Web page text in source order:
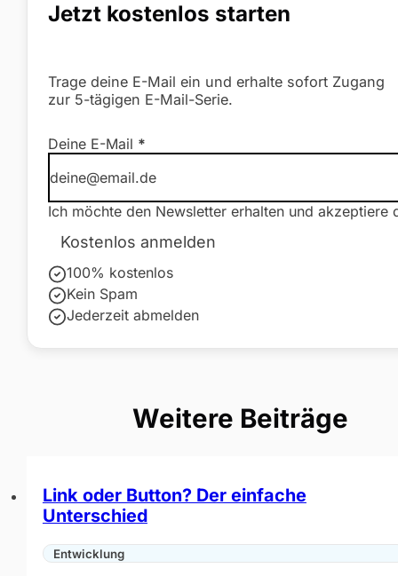
Jetzt kostenlos starten
Trage deine E-Mail ein und erhalte sofort Zugang
zur 5-tägigen E-Mail-Serie.
Newsletter Formular
Deine E-Mail *
Ich möchte den Newsletter erhalten und akzeptiere
Kostenlos anmelden
100% kostenlos
Kein Spam
Jederzeit abmelden
Weitere Beiträge
Link oder Button? Der einfache
Unterschied
Entwicklung